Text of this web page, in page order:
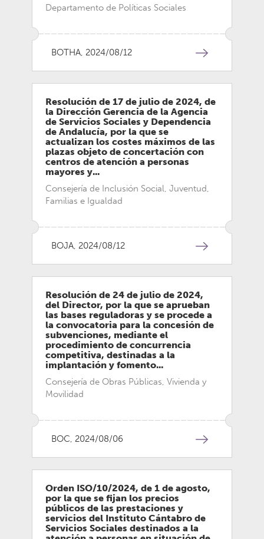
Departamento de Políticas Sociales
BOTHA, 2024/08/12
Resolución de 17 de julio de 2024, de
la Dirección Gerencia de la Agencia
de Servicios Sociales y Dependencia
de Andalucía, por la que se
actualizan los costes máximos de las
plazas objeto de concertación con
centros de atención a personas
mayores y...
Consejería de Inclusión Social, Juventud,
Familias e Igualdad
BOJA, 2024/08/12
Resolución de 24 de julio de 2024,
del Director, por la que se aprueban
las bases reguladoras y se procede a
la convocatoria para la concesión de
subvenciones, mediante el
procedimiento de concurrencia
competitiva, destinadas a la
implantación y fomento...
Consejería de Obras Públicas, Vivienda y
Movilidad
BOC, 2024/08/06
Orden ISO/10/2024, de 1 de agosto,
por la que se fijan los precios
públicos de las prestaciones y
servicios del Instituto Cántabro de
Servicios Sociales destinados a la